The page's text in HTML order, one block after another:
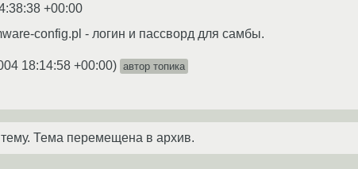
+00:00
config.pl - логин и пассворд для самбы.
18:14:58 +00:00) автор топика
Тема перемещена в архив.